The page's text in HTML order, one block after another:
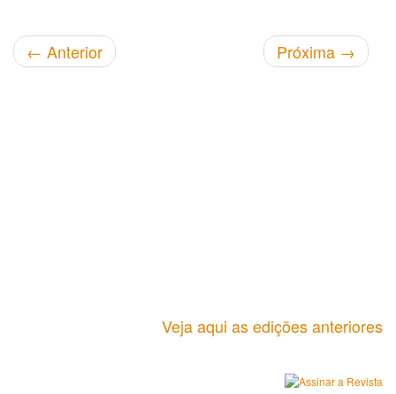
← Anterior Próxima →
Veja aqui as edições anteriores